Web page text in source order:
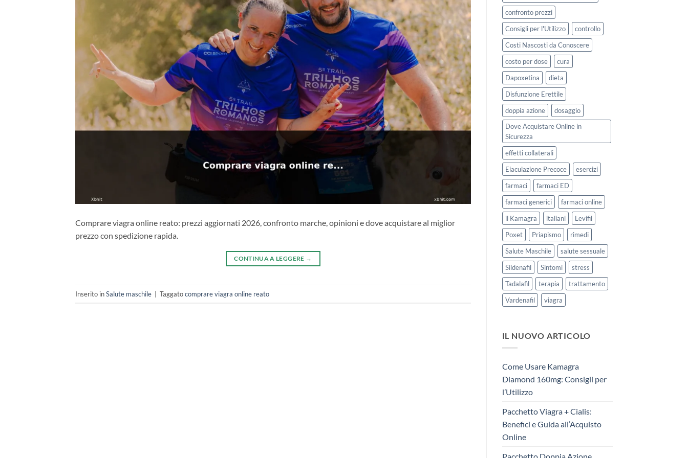
Comprare viagra online reato: prezzi aggiornati 2026, confronto marche, opinioni e dove acquistare al miglior
prezzo con spedizione rapida.
CONTINUA A LEGGERE →
Inserito inSalute maschile Taggatocomprare viagra online reato
confronto prezzi
Consigli per l'Utilizzo
controllo
Costi Nascosti da Conoscere
costo per dose
cura
Dapoxetina
dieta
Disfunzione Erettile
doppia azione
dosaggio
Dove Acquistare Online in
Sicurezza
effetti collaterali
Eiaculazione Precoce
esercizi
farmaci
farmaci ED
farmaci generici
farmaci online
il Kamagra
italiani
Levifil
Poxet
Priapismo
rimedi
Salute Maschile
salute sessuale
Sildenafil
Sintomi
stress
Tadalafil
terapia
trattamento
Vardenafil
viagra
IL NUOVO ARTICOLO
Come Usare Kamagra
Diamond 160mg: Consigli per
l’Utilizzo
Pacchetto Viagra + Cialis:
Benefici e Guida all’Acquisto
Online